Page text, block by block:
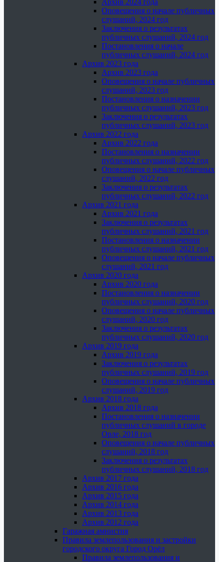
Архив 2024 года
Оповещения о начале публичных
слушаний, 2024 год
Заключения о результатах
публичных слушаний, 2024 год
Постановления о начале
публичных слушаний, 2024 год
Архив 2023 года
Архив 2023 года
Оповещения о начале публичных
слушаний, 2023 год
Постановления о назначении
публичных слушаний, 2023 год
Заключения о результатах
публичных слушаний, 2023 год
Архив 2022 года
Архив 2022 года
Постановления о назначении
публичных слушаний, 2022 год
Оповещения о начале публичных
слушаний, 2022 год
Заключения о результатах
публичных слушаний, 2022 год
Архив 2021 года
Архив 2021 года
Заключения о результатах
публичных слушаний, 2021 год
Постановления о назначении
публичных слушаний, 2021 год
Оповещения о начале публичных
слушаний, 2021 год
Архив 2020 года
Архив 2020 года
Постановления о назначении
публичных слушаний, 2020 год
Оповещения о начале публичных
слушаний, 2020 год
Заключения о результатах
публичных слушаний, 2020 год
Архив 2019 года
Архив 2019 года
Заключения о результатах
публичных слушаний, 2019 год
Оповещения о начале публичных
слушаний, 2019 год
Архив 2018 года
Архив 2018 года
Постановления о назначении
публичных слушаний в городе
Орле, 2018 год
Оповещения о начале публичных
слушаний, 2018 год
Заключения о результатах
публичных слушаний, 2018 год
Архив 2017 года
Архив 2016 года
Архив 2015 года
Архив 2014 года
Архив 2013 года
Архив 2012 года
Гаражная амнистия
Правила землепользования и застройки
городского округа Город Орёл
Правила землепользования и